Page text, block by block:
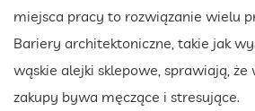
miejsca pracy to rozwiązanie wielu
Bariery architektoniczne, takie jak
wąskie alejki sklepowe, sprawiają, że
zakupy bywa męczące i stresujące.